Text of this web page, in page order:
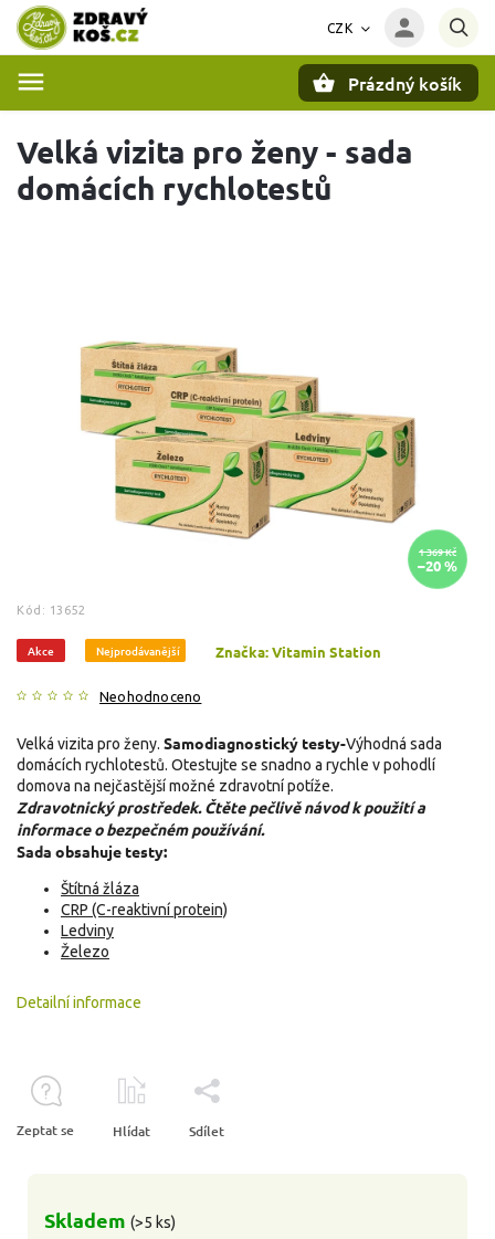
CZK
Prázdný košík
Velká vizita pro ženy - sada
domácích rychlotestů
1 369 Kč
–20 %
Kód: 13652
Akce Nejprodávanější
Neohodnoceno
Značka:Vitamin Station
Skladem (>5 ks)
Velká vizita pro ženy. Samodiagnostický testy-Výhodná sada
domácích rychlotestů. Otestujte se snadno a rychle v pohodlí
domova na nejčastější možné zdravotní potíže.
Zdravotnický prostředek. Čtěte pečlivě návod k použití a
informace o bezpečném používání.
Sada obsahuje testy:
Štítná žláza
CRP (C-reaktivní protein)
Ledviny
Železo
Detailní informace
Zeptat se Hlídat Sdílet